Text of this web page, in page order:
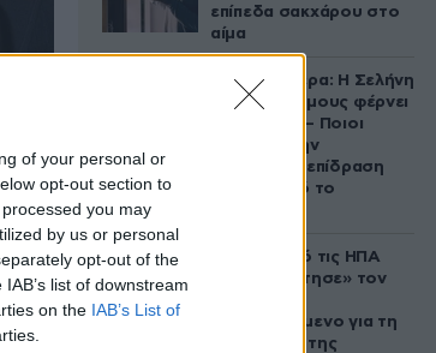
of your personal or
opt-out section to
you may
by us or personal
opt-out of the
list of downstream
on the IAB’s List of
επίπεδα σακχάρου στο
αίμα
Ζώδια σήμερα: Η Σελήνη
στους Διδύμους φέρνει
ανατροπές – Ποιοι
δέχονται την
ευεργετική επίδραση
του Δία από το
Ζευγάρι από τις ΗΠΑ
που «υιοθέτησε» τον
κατηγορούμενο για τη
δολοφονία της